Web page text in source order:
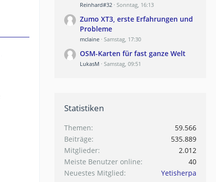
Reinhard#32 Sonntag, 16:13
Zumo XT3, erste Erfahrungen und
Probleme
mclaine Samstag, 17:30
OSM-Karten für fast ganze Welt
LukasM Samstag, 09:51
Statistiken
Themen
59.566
Beiträge
535.889
Mitglieder
2.012
Meiste Benutzer online
40
Neuestes Mitglied
Yetisherpa